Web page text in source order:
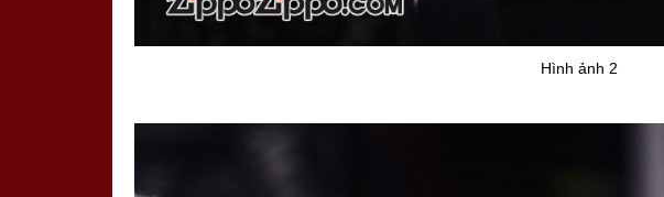
Hình ảnh 2